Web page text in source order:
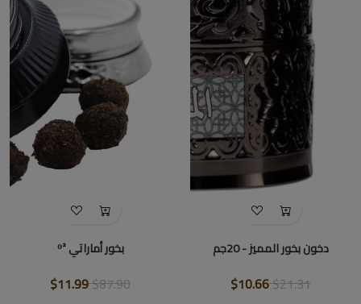
دخون بخور المميز - 20جم
$21.31
$10.66
بخور أماراتي ᴼ²
$87.90
$11.99